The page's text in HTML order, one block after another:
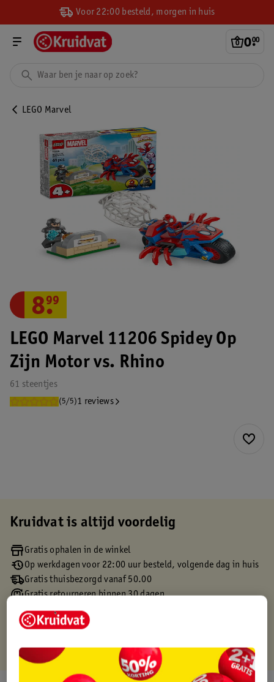
Voor 22:00 besteld, morgen in huis
0.
00
LEGO Marvel
LEGO Marvel 11206 Spidey Op
Zijn Motor vs. Rhino
61 steentjes
(5/5)1 reviews
8.
99
Kruidvat is altijd voordelig
Gratis ophalen in de winkel
Op werkdagen voor 22:00 uur besteld, volgende dag in huis
Gratis thuisbezorgd vanaf 50.00
Gratis retourneren binnen 30 dagen
Gratis punten met je Kruidvat kaart